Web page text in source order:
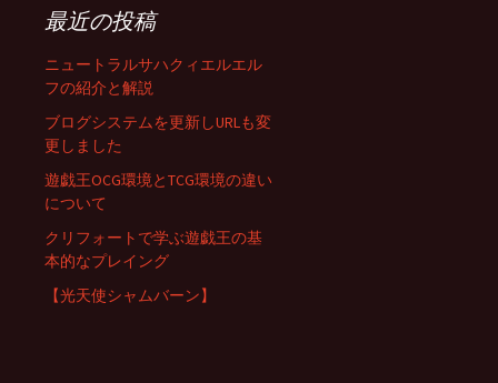
最近の投稿
ニュートラルサハクィエルエル
フの紹介と解説
ブログシステムを更新しURLも変
更しました
遊戯王OCG環境とTCG環境の違い
について
クリフォートで学ぶ遊戯王の基
本的なプレイング
【光天使シャムバーン】